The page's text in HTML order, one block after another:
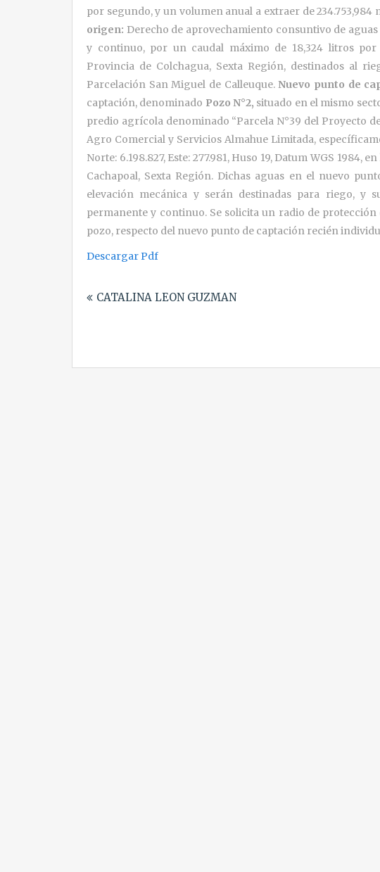
por segundo, y un volumen anual a extraer de 234.753,984
origen: Derecho de aprovechamiento consuntivo de
y continuo, por un caudal máximo de 18,324 litros
Provincia de Colchagua, Sexta Región, destinados al
Parcelación San Miguel de Calleuque.Nuevo punto de
captación, denominado Pozo N°2, situado en el mismo
predio agrícola denominado “Parcela N°39 del Proyecto
Agro Comercial y Servicios Almahue Limitada,
Norte: 6.198.827, Este: 277.981, Huso 19, Datum WGS
Cachapoal, Sexta Región. Dichas aguas en el nuevo
elevación mecánica y serán destinadas para riego, y
permanente y continuo. Se solicita un radio de
pozo, respecto del nuevo punto de captación recién
Descargar Pdf
deCATALINA LEON GUZMAN